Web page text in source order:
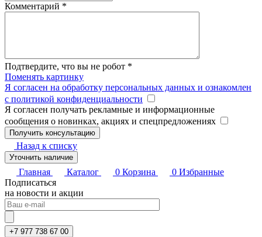
Комментарий *
Подтвердите, что вы не робот *
Поменять картинку
Я согласен на обработку персональных данных и ознакомлен
с политикой конфиденциальности
Я согласен получать рекламные и информационные
сообщения о новинках, акциях и спецпредложениях
Назад к списку
Уточнить наличие
Главная Каталог 0 Корзина 0 Избранные
Подписаться
на новости и акции
+7 977 738 67 00